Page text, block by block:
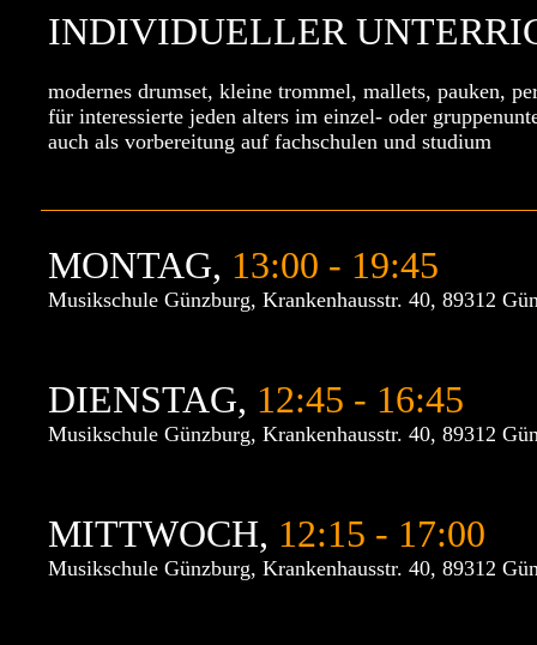
INDIVIDUELLER
modernes drumset, kleine trommel, mallets, pauken,
für interessierte jeden alters im einzel- oder
auch als vorbereitung auf fachschulen und studium
MONTAG, 13:00 - 19:45
Musikschule Günzburg, Krankenhausstr. 40, 89312
DIENSTAG, 12:45 - 16:45
Musikschule Günzburg, Krankenhausstr. 40, 89312
MITTWOCH, 12:15 - 17:00
Musikschule Günzburg, Krankenhausstr. 40, 89312